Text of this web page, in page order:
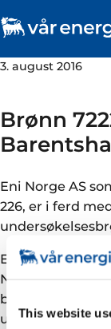
This website
Karriere
Om oss
Vår
Bærekraft
3. august 2016
Brønn
Eni Norge AS
226, er i ferd
Eni Norge AS
Norge AS,
boret brønn